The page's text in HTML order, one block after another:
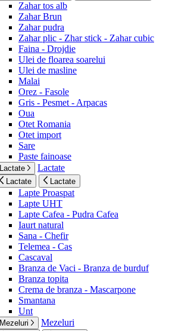
Zahar tos alb
Zahar Brun
Zahar pudra
Zahar plic - Zhar stick - Zahar cubic
Faina - Drojdie
Ulei de floarea soarelui
Ulei de masline
Malai
Orez - Fasole
Gris - Pesmet - Arpacas
Oua
Otet Romania
Otet import
Sare
Paste fainoase
Lactate Lactate
Lactate Lactate
Lapte Proaspat
Lapte UHT
Lapte Cafea - Pudra Cafea
Iaurt natural
Sana - Chefir
Telemea - Cas
Cascaval
Branza de Vaci - Branza de burduf
Branza topita
Crema de branza - Mascarpone
Smantana
Unt
Mezeluri Mezeluri